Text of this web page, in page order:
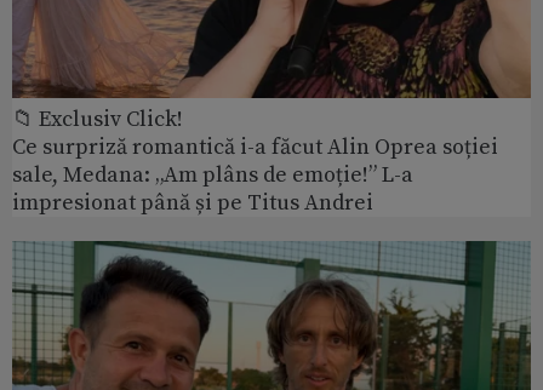
📁 Exclusiv Click!
Ce surpriză romantică i-a făcut Alin Oprea soției
sale, Medana: „Am plâns de emoție!” L-a
impresionat până și pe Titus Andrei